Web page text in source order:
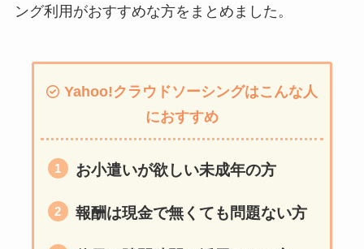
ング利用がおすすめな方をまとめました。
Yahoo!クラウドソーシングはこんな人
におすすめ
お小遣いが欲しい未成年の方
報酬は現金で無くても問題ない方